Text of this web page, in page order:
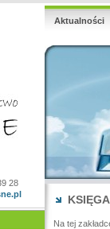
28
Aktualności
Na tej